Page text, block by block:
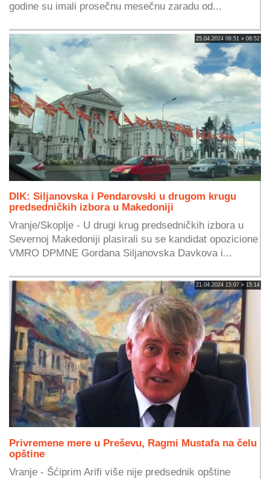
godine su imali prosečnu mesečnu zaradu od...
25.04.2024 08:51 » 08:52
DIK: Siljanovska i Pendarovski u drugom krugu
predsedničkih izbora u Makedoniji
Vranje/Skoplje - U drugi krug predsedničkih izbora u
Severnoj Makedoniji plasirali su se kandidat opozicione
VMRO DPMNE Gordana Siljanovska Davkova i...
21.04.2024 15:07 » 15:14
Privremene mere u Preševu, Ragmi Mustafa na čelu
opštine
Vranje - Šćiprim Arifi više nije predsednik opštine